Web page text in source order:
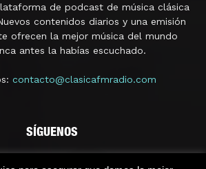
de podcast de música clásica
contenidos diarios y una emisión
ofrecen la mejor música del mundo
antes la habías escuchado.
contacto@clasicafmradio.com
SÍGUENOS